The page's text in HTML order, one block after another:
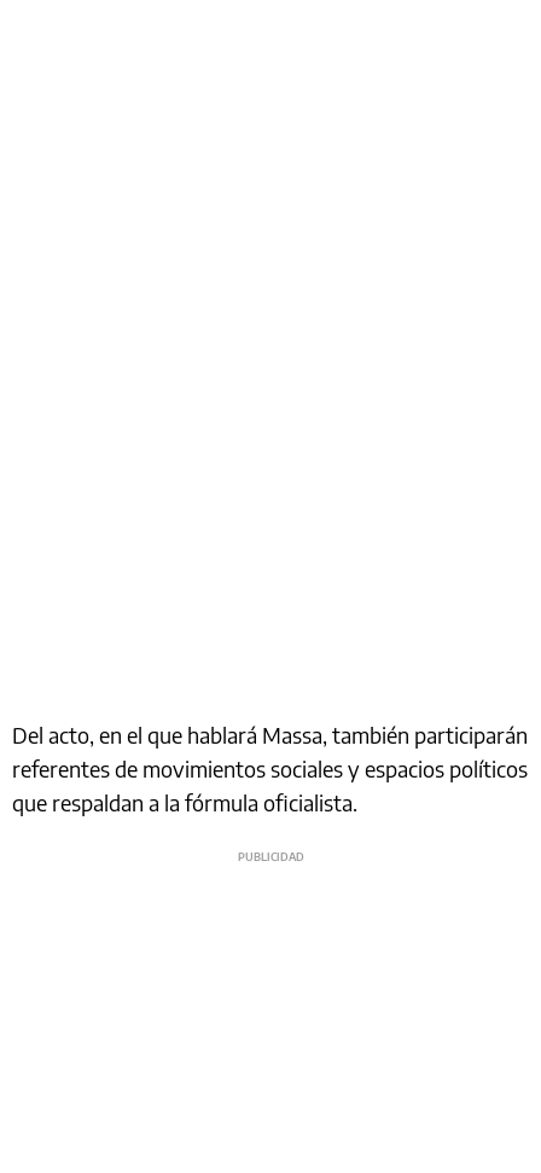
Del acto, en el que hablará Massa, también participarán
referentes de movimientos sociales y espacios políticos
que respaldan a la fórmula oficialista.